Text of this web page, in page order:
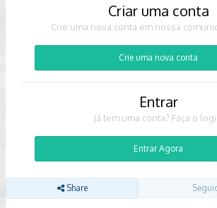
Criar uma conta
Crie uma nova conta em nossa
Crie uma nova conta
Entrar
Já tem uma conta? Faça o
Entrar Agora
Share